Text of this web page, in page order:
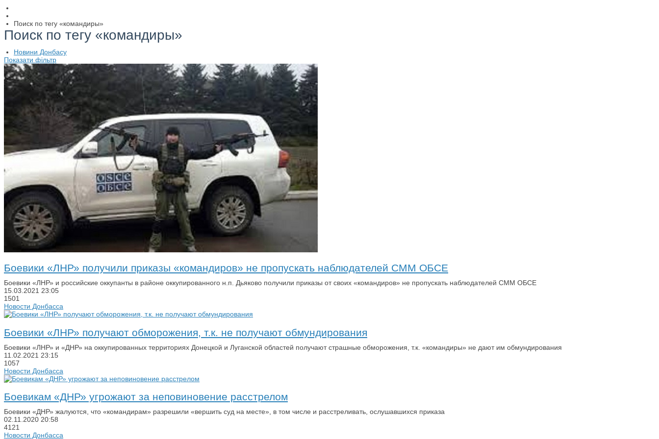
Поиск по тегу «командиры»
Поиск по тегу «командиры»
Новини Донбасу
Показати фільтр
Боевики «ЛНР» получили приказы «командиров» не пропускать наблюдателей СММ ОБСЕ
Боевики «ЛНР» и российские оккупанты в районе оккупированного н.п. Дьяково получили приказы от своих «командиров» не пропускать наблюдателей СММ ОБСЕ
15.03.2021 23:05
1501
Новости Донбасса
Боевики «ЛНР» получают обморожения, т.к. не получают обмундирования
Боевики «ЛНР» и «ДНР» на оккупированных территориях Донецкой и Луганской областей получают страшные обморожения, т.к. «командиры» не дают им обмундирования
11.02.2021 23:15
1057
Новости Донбасса
Боевикам «ДНР» угрожают за неповиновение расстрелом
Боевики «ДНР» жалуются, что «командирам» разрешили «вершить суд на месте», в том числе и расстреливать, ослушавшихся приказа
02.11.2020 20:58
4121
Новости Донбасса